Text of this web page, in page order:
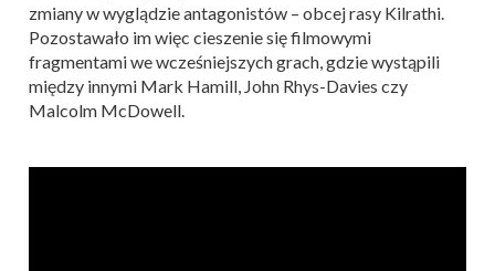
zmiany w wyglądzie antagonistów – obcej rasy Kilrathi.
Pozostawało im więc cieszenie się filmowymi
fragmentami we wcześniejszych grach, gdzie wystąpili
między innymi Mark Hamill, John Rhys-Davies czy
Malcolm McDowell.